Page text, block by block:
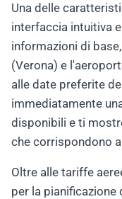
Una delle
interfaccia intuitiva
informazioni di
(Verona) e
alle date preferite
immediatamente
disponibili e ti
che corrispondono
Oltre alle tariffe
per la pianificazione